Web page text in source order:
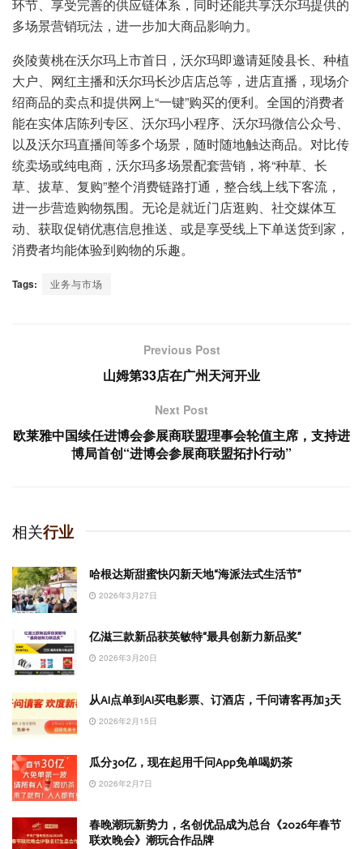
环节、享受完善的供应链体系，同时还能共享沃尔玛提供的
多场景营销玩法，进一步加大商品影响力。
炎陵黄桃在沃尔玛上市首日，沃尔玛即邀请延陵县长、种植
大户、网红主播和沃尔玛长沙店店总等，进店直播，现场介
绍商品的卖点和提供网上“一键”购买的便利。全国的消费者
能在实体店陈列专区、沃尔玛小程序、沃尔玛微信公众号、
以及沃尔玛直播间等多个场景，随时随地触达商品。对比传
统卖场或纯电商，沃尔玛多场景配套营销，将“种草、长
草、拔草、复购”整个消费链路打通，整合线上线下客流，
进一步营造购物氛围。无论是就近门店逛购、社交媒体互
动、获取促销优惠信息推送、或是享受线上下单送货到家，
消费者均能体验到购物的乐趣。
Tags: 业务与市场
Previous Post
山姆第33店在广州天河开业
Next Post
欧莱雅中国续任进博会参展商联盟理事会轮值主席，支持进
博局首创“进博会参展商联盟拓扑行动”
相关行业
哈根达斯甜蜜快闪新天地“海派法式生活节”
2026年3月27日
亿滋三款新品获英敏特“最具创新力新品奖”
2026年3月20日
从AI点单到AI买电影票、订酒店，千问请客再加3天
2026年2月15日
瓜分30亿，现在起用千问App免单喝奶茶
2026年2月7日
春晚潮玩新势力，名创优品成为总台《2026年春节
联欢晚会》潮玩合作品牌